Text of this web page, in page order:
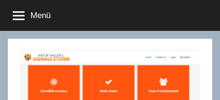
Inhalt
springen
Menü